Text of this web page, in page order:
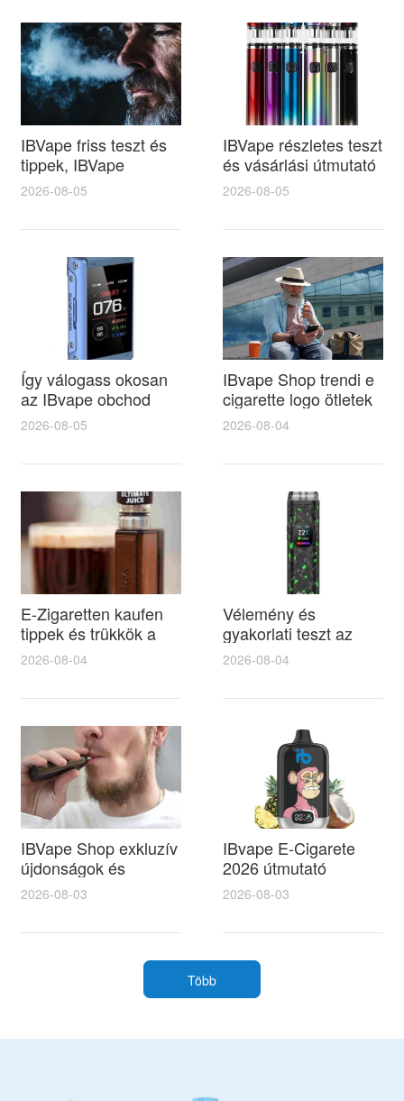
IBVape friss teszt és
tippek, IBVape
ajánlások az ecg e
és biztonságos
2026-08-05
IBVape részletes teszt
és vásárlási útmutató
az e cigi de
tippek a legjobb
2026-08-05
Így válogass okosan
az IBvape obchod
termékei közül és
cigi dohánybolt
2026-08-05
IBvape Shop trendi e
cigarette logo ötletek
a márkaépítéshez és
növeléséhez
2026-08-04
E-Zigaretten kaufen
tippek és trükkök a
moonlight e liquid
kiválasztásához és
íztesztekhez
2026-08-04
Vélemény és
gyakorlati teszt az
ibvape 25000 Züge és
oxygain sk
eszközökről vásárlási
2026-08-04
IBVape Shop exkluzív
újdonságok és
vásárlási tippek a
dohánybolt
elektromos cigi
2026-08-03
IBvape E-Cigarete
2026 útmutató
szakértő tippek és
trükkök a megbízható
liquid shop
2026-08-03
Több